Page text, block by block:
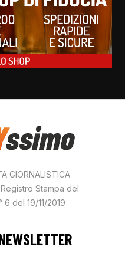
GIORNALISTICA
Stampa del
6 del 19/11/2019